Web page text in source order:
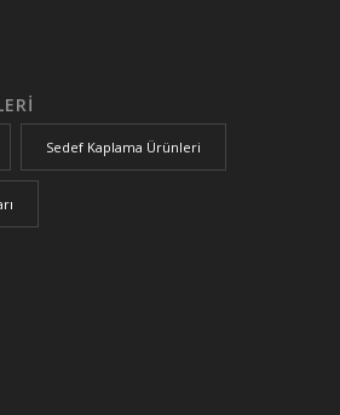
Sedef Kaplama Ürünleri